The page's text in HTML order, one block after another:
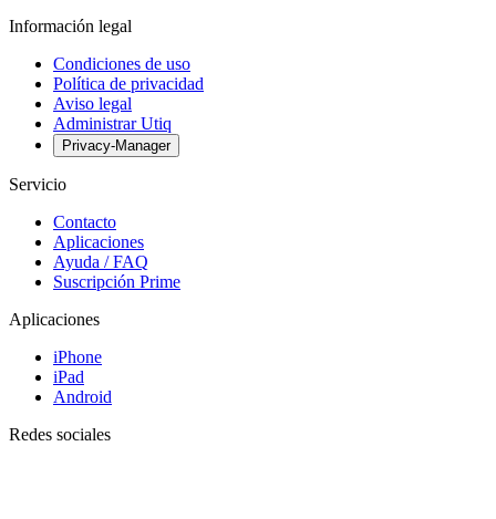
Información legal
Condiciones de uso
Política de privacidad
Aviso legal
Administrar Utiq
Privacy-Manager
Servicio
Contacto
Aplicaciones
Ayuda / FAQ
Suscripción Prime
Aplicaciones
iPhone
iPad
Android
Redes sociales